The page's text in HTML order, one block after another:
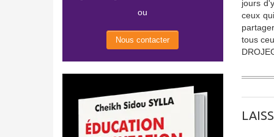
jours
ceux
tous
ou
Nous contacter